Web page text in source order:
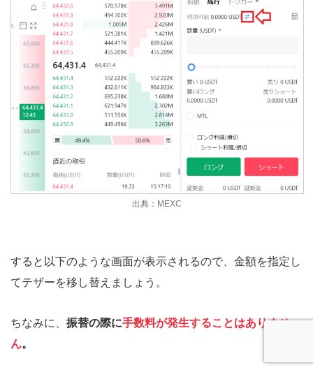
出典：MEXC
すると以下のような画面が表示されるので、金額を指定し
てテザーを移し替えましょう。
ちなみに、 振替の際に手数料が発生することはありませ
ん。